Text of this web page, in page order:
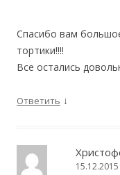
Спасибо вам
тортики!!!!
Все остались
Ответить ↓